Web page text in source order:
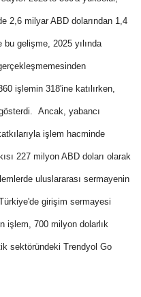
2,6 milyar ABD dolarından 1,4
bu gelişme, 2025 yılında
işlemin 318'ine katılırken,
Ancak, yabancı
işlem hacminde
227 milyon ABD doları olarak
uluslararası sermayenin
girişim sermayesi
işlem, 700 milyon dolarlık
sektöründeki Trendyol Go